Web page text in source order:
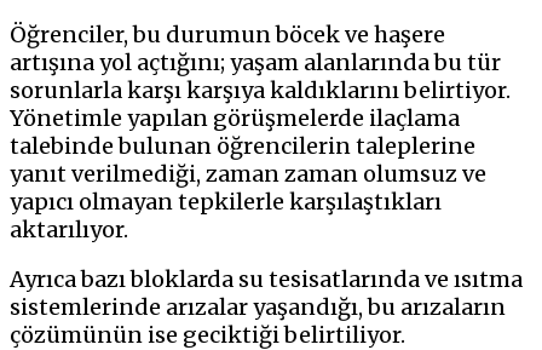
Öğrenciler, bu durumun böcek ve haşere
artışına yol açtığını; yaşam alanlarında bu tür
sorunlarla karşı karşıya kaldıklarını belirtiyor.
Yönetimle yapılan görüşmelerde ilaçlama
talebinde bulunan öğrencilerin taleplerine
yanıt verilmediği, zaman zaman olumsuz ve
yapıcı olmayan tepkilerle karşılaştıkları
aktarılıyor.
Ayrıca bazı bloklarda su tesisatlarında ve ısıtma
sistemlerinde arızalar yaşandığı, bu arızaların
çözümünün ise geciktiği belirtiliyor.